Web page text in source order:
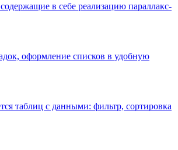
в себе реализацию параллакс-
оформление списков в удобную
таблиц с данными: фильтр, сортировка